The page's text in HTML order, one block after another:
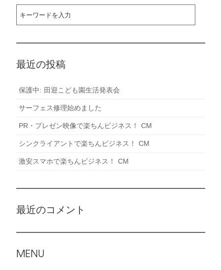
最近の投稿
保護中: 田迎こども園生活発表会
サーフェス修理始めました
PR・プレゼン映像で楽ちんビジネス！ CM
シンクライアントで楽ちんビジネス！ CM
激安スマホで楽ちんビジネス！ CM
最近のコメント
MENU